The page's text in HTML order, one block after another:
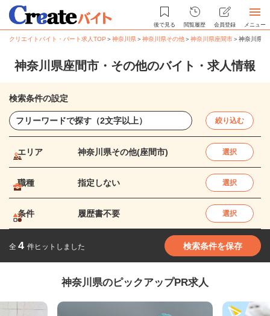
後で見る 閲覧履歴 会員登録 メニュー
クリエイトバイト・パート求人TOP ＞神奈川県＞神奈川県その他＞神奈川県座間市＞神奈川県
神奈川県座間市・その他のバイト・求人情報
検索条件の設定
絞り込む
エリア 神奈川県その他(座間市) 選択
職種 指定しない 選択
条件 履歴書不要 選択
全 4 件ヒットしました 検索条件を保存
神奈川県のピックアップPR求人